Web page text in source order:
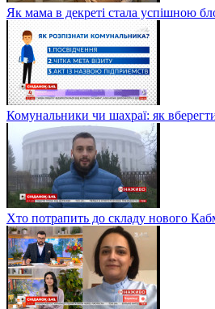
Як мама в декреті стала успішною
Комунальники чи шахраї: як
Хто потрапить до складу нового